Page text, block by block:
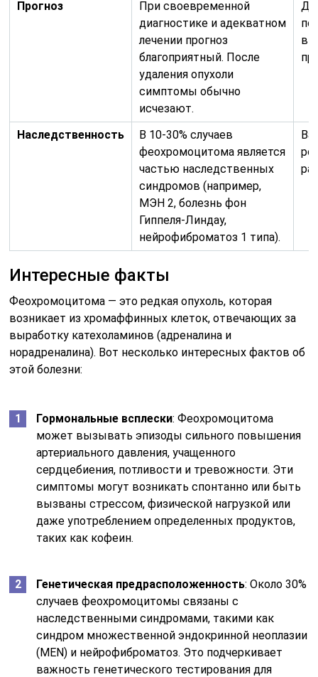
Прогноз
При своевременной
диагностике и адекватном
лечении прогноз
благоприятный. После
удаления опухоли
симптомы обычно
исчезают.
Наследственность
В 10-30% случаев
феохромоцитома является
частью наследственных
синдромов (например,
МЭН 2, болезнь фон
Гиппеля-Линдау,
нейрофиброматоз 1 типа).
Интересные факты
Феохромоцитома — это редкая опухоль, которая
возникает из хромаффинных клеток, отвечающих за
выработку катехоламинов (адреналина и
норадреналина). Вот несколько интересных фактов об
этой болезни:
Гормональные всплески: Феохромоцитома
может вызывать эпизоды сильного повышения
артериального давления, учащенного
сердцебиения, потливости и тревожности. Эти
симптомы могут возникать спонтанно или быть
вызваны стрессом, физической нагрузкой или
даже употреблением определенных продуктов,
таких как кофеин.
Генетическая предрасположенность: Около 30%
случаев феохромоцитомы связаны с
наследственными синдромами, такими как
синдром множественной эндокринной неоплазии
(MEN) и нейрофиброматоз. Это подчеркивает
важность генетического тестирования для